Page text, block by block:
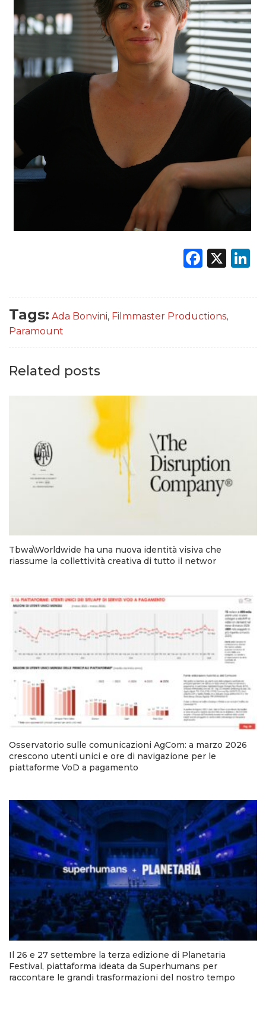
X
Tags: Ada Bonvini, Filmmaster Productions,
Paramount
Related posts
Tbwa\Worldwide ha una nuova identità visiva che
riassume la collettività creativa di tutto il networ
Osservatorio sulle comunicazioni AgCom: a marzo 2026
crescono utenti unici e ore di navigazione per le
piattaforme VoD a pagamento
Il 26 e 27 settembre la terza edizione di Planetaria
Festival, piattaforma ideata da Superhumans per
raccontare le grandi trasformazioni del nostro tempo